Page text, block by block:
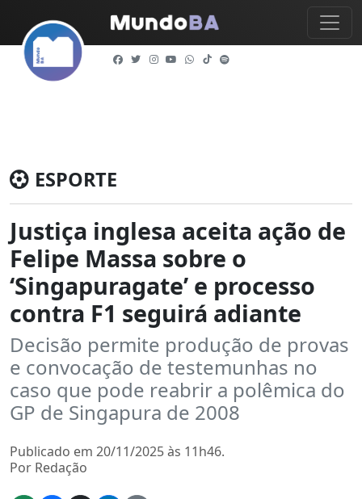
ESPORTE
Justiça inglesa aceita ação de
Felipe Massa sobre o
‘Singapuragate’ e processo
contra F1 seguirá adiante
Decisão permite produção de provas
e convocação de testemunhas no
caso que pode reabrir a polêmica do
GP de Singapura de 2008
Publicado em 20/11/2025 às 11h46.
Por Redação